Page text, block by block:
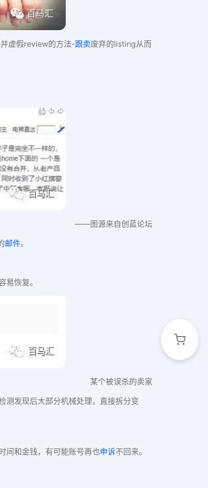
虚假review的方法-跟卖废弃的listing从而
——图源来自创蓝论坛
邮件。
恢复。
某个被误杀的卖家
测发现后大部分机械处理，直接拆分变
间和金钱，有可能账号再也申诉不回来。